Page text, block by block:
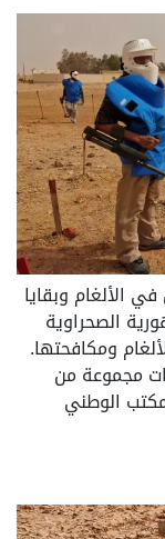
الألغام وبقايا
الصحراوية
ومكافحتها.
مجموعة من
الوطني